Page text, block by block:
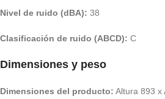
Nivel de ruido (dBA): 38
Clasificación de ruido (ABCD): C
Dimensiones y peso
Dimensiones del producto: Altura 893 x